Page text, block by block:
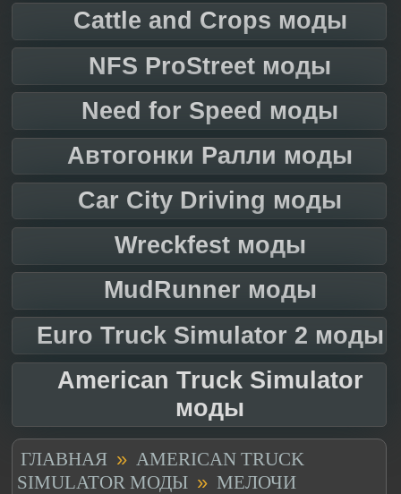
Cattle and Crops моды
NFS ProStreet моды
Need for Speed моды
Автогонки Ралли моды
Car City Driving моды
Wreckfest моды
MudRunner моды
Euro Truck Simulator 2 моды
American Truck Simulator
моды
ГЛАВНАЯ » AMERICAN TRUCK
SIMULATOR МОДЫ » МЕЛОЧИ